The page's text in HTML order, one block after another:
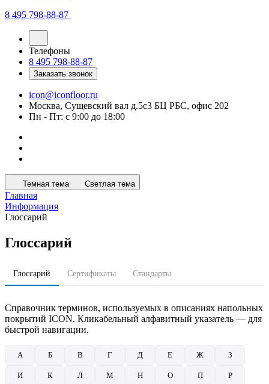
8 495 798-88-87
Телефоны
8 495 798-88-87
Заказать звонок
icon@iconfloor.ru
Москва, Сущевский вал д.5с3 БЦ РБС, офис 202
Пн - Пт: с 9:00 до 18:00
Темная тема Светлая тема
Главная
Информация
Глоссарий
Глоссарий
Глоссарий Сертификаты Стандарты
Справочник терминов, используемых в описаниях напольных
покрытий ICON. Кликабельный алфавитный указатель — для
быстрой навигации.
А Б В Г Д Е Ж З
И К Л М Н О П Р